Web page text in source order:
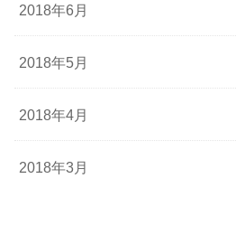
2018年6月
2018年5月
2018年4月
2018年3月